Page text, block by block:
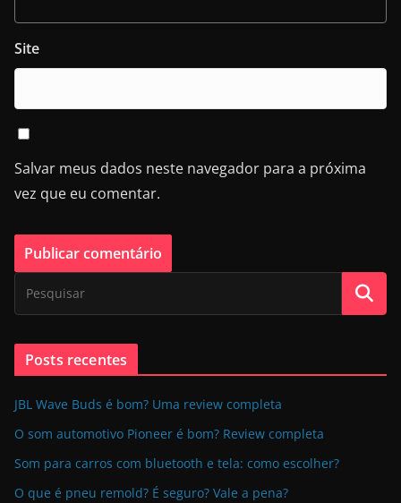
Site
Salvar meus dados neste navegador para a próxima
vez que eu comentar.
Posts recentes
JBL Wave Buds é bom? Uma review completa
O som automotivo Pioneer é bom? Review completa
Som para carros com bluetooth e tela: como escolher?
O que é pneu remold? É seguro? Vale a pena?